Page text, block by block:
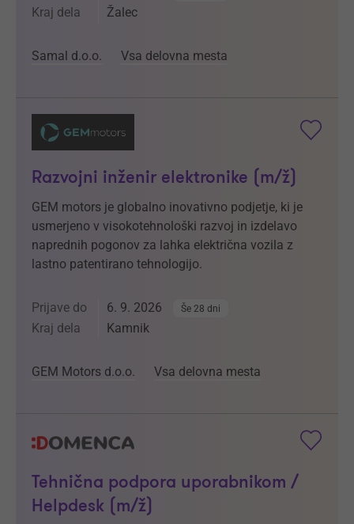
Kraj dela Žalec
Samal d.o.o. Vsa delovna mesta
Razvojni inženir elektronike (m/ž)
GEM motors je globalno inovativno podjetje, ki je
usmerjeno v visokotehnološki razvoj in izdelavo
naprednih pogonov za lahka električna vozila z
lastno patentirano tehnologijo.
Prijave do 6. 9. 2026 Še 28 dni
Kraj dela Kamnik
GEM Motors d.o.o. Vsa delovna mesta
Tehnična podpora uporabnikom /
Helpdesk (m/ž)